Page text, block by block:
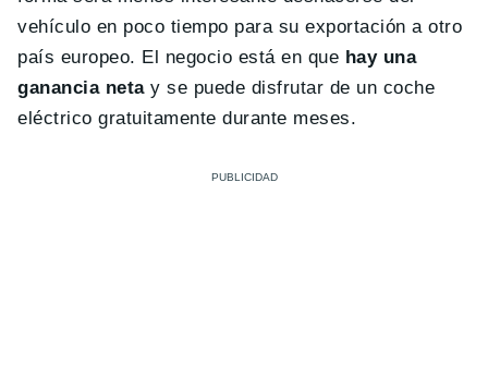
vehículo en poco tiempo para su exportación a otro
país europeo. El negocio está en que hay una
ganancia netay se puede disfrutar de un coche
eléctrico gratuitamente durante meses.